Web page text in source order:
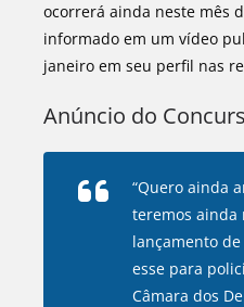
ocorrerá ainda neste mês
informado em um vídeo
janeiro em seu perfil nas
Anúncio do
“Quero ainda
teremos ainda
lançamento
esse para
Câmara dos